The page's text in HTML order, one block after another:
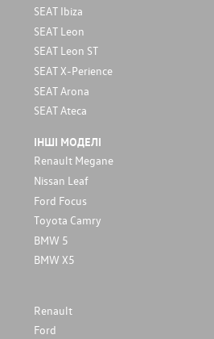
SEAT Ibiza
SEAT Leon
SEAT Leon ST
SEAT X-Perience
SEAT Arona
SEAT Ateca
ІНШІ МОДЕЛІ
Renault Megane
Nissan Leaf
Ford Focus
Toyota Camry
BMW 5
BMW X5
Renault
Ford